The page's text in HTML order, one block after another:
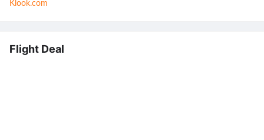
Klook.com
Flight Deal